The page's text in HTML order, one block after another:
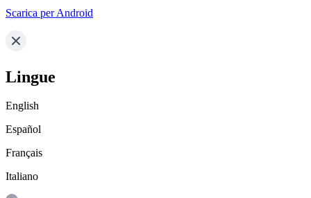
Scarica per Android
Lingue
English
Español
Français
Italiano